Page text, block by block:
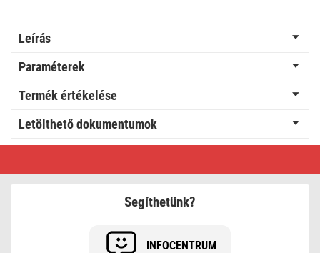
Leírás
Paraméterek
Termék értékelése
Letölthető dokumentumok
Segíthetünk?
INFOCENTRUM